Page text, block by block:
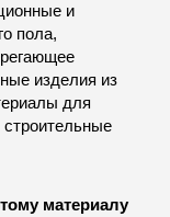
и
пола,
изделия из
для
строительные
материалу